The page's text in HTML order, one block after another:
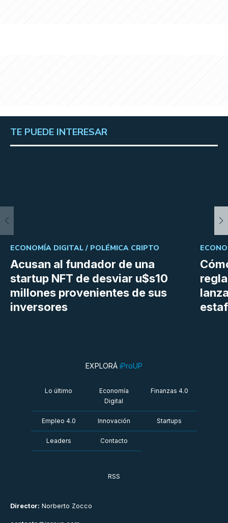
TE PUEDE INTERESAR
Acusan al fundador de una
startup NFT de desviar u$s10
millones provenientes de sus
inversores
ECONOMÍA DIGITAL / POLÉMICA CRIPTO
Director: Norberto Zocco
EXPLORÁ iProUP
Lo último
Economía
Digital
Finanzas 4.0
Empleo 4.0 Innovación Startups
Leaders Contacto
RSS